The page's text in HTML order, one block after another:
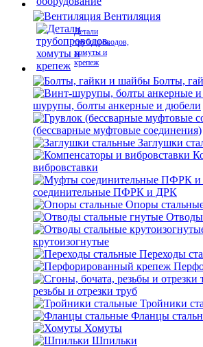
Вентиляция
Детали
трубопроводов,
хомуты и
крепеж
Болты,
шурупы, болты анкерные и дюбели
(бессварные муфтовые соединения)
Заглушки
вибровставки
соединительные ПФРК и ДРК
Опоры
Отводы
крутоизогнутые
Переходы
резьбы и отрезки труб
Тройники
Фланцы
Хомуты
Шпильки